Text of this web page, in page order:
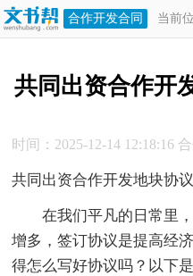
合作开发合同 当前
协议
共同出资合作开
时间：2025-12-14 12:18:16
共同出资合作开发地块协
在我们平凡的日常里，
增多，签订协议是提高经
得怎么写好协议吗？以下